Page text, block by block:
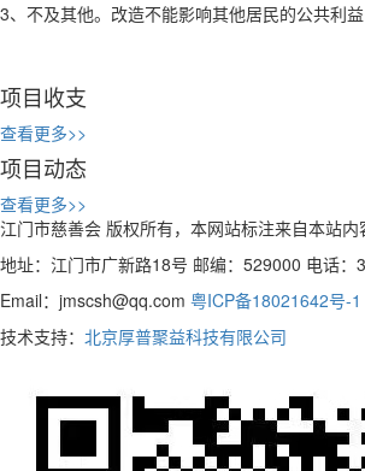
3、不及其他。改造不能影响其他居民的公共利
项目收支
查看更多>>
项目动态
查看更多>>
江门市慈善会 版权所有，本网站标注来自本站
地址：江门市广新路18号 邮编：529000 电话：
Email：jmscsh@qq.com 粤ICP备18021642号-1
技术支持： 北京厚普聚益科技有限公司